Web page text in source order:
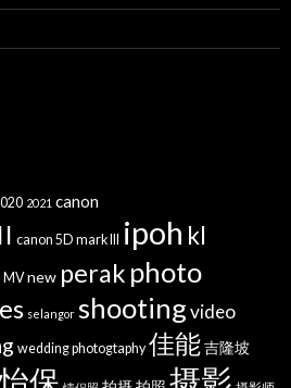
2021 canon
canon 5D mark III ipoh kl
MV new perak photo
selangor shootingvideo
wedding photogtaphy 佳能吉隆坡
摄影